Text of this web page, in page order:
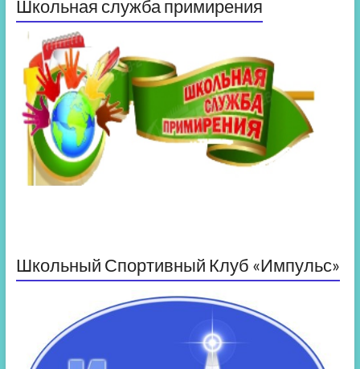
Школьная служба примирения
Школьный Спортивный Клуб «Импульс»